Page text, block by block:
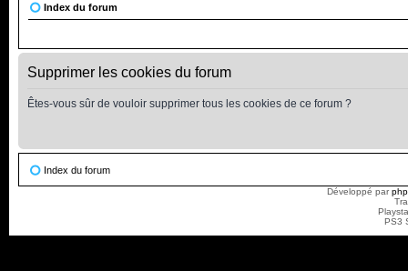
Index du forum
Supprimer les cookies du forum
Êtes-vous sûr de vouloir supprimer tous les cookies de ce forum ?
Index du forum
Développé par
PS3